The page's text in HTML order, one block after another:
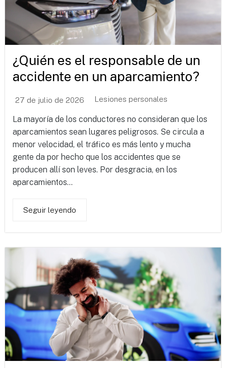
¿Quién es el responsable de un
accidente en un aparcamiento?
27 de julio de 2026 Lesiones personales
La mayoría de los conductores no consideran que los
aparcamientos sean lugares peligrosos. Se circula a
menor velocidad, el tráfico es más lento y mucha
gente da por hecho que los accidentes que se
producen allí son leves. Por desgracia, en los
aparcamientos...
Seguir leyendo